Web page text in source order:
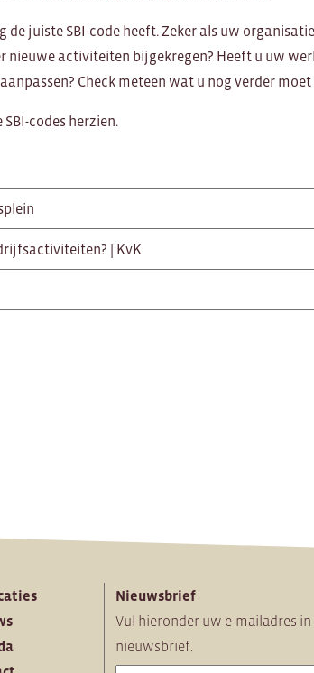
de juiste SBI-code heeft. Zeker als uw
nieuwe activiteiten bijgekregen? Heeft u uw
Check meteen wat u nog verder moet
codes herzien.
| KvK
Nieuwsbrief
Vul hieronder uw e-mailadres in
nieuwsbrief.